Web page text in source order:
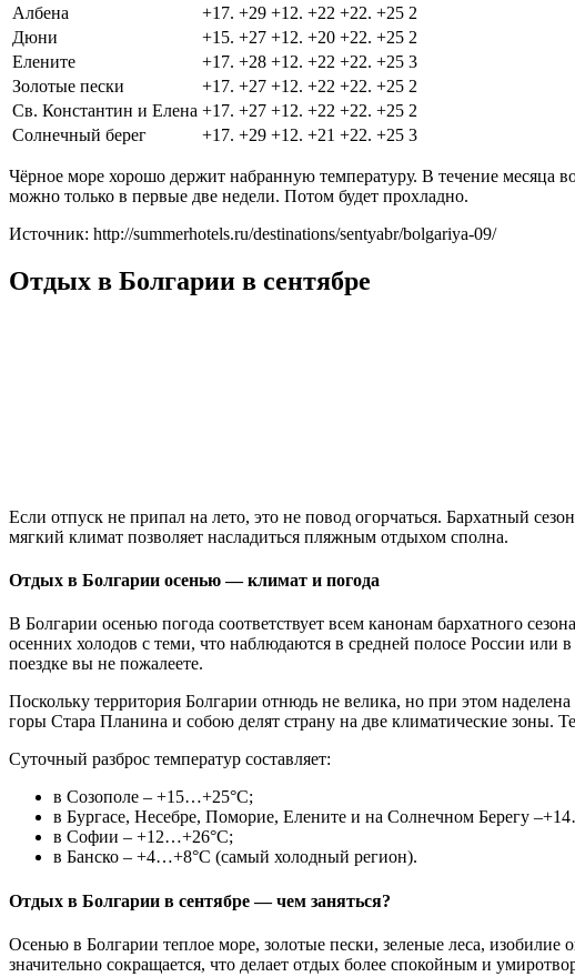
Албена
+17. +29 +12. +22 +22. +25 2
Дюни
+15. +27 +12. +20 +22. +25 2
Елените
+17. +28 +12. +22 +22. +25 3
Золотые пески
+17. +27 +12. +22 +22. +25 2
Св. Константин и Елена +17. +27 +12. +22 +22. +25 2
Солнечный берег
+17. +29 +12. +21 +22. +25 3
Чёрное море хорошо держит набранную температуру. В течение месяца
можно только в первые две недели. Потом будет прохладно.
Источник: http://summerhotels.ru/destinations/sentyabr/bolgariya-09/
Отдых в Болгарии в сентябре
Если отпуск не припал на лето, это не повод огорчаться. Бархатный
мягкий климат позволяет насладиться пляжным отдыхом сполна.
Отдых в Болгарии осенью — климат и погода
В Болгарии осенью погода соответствует всем канонам бархатного
осенних холодов с теми, что наблюдаются в средней полосе России или
поездке вы не пожалеете.
Поскольку территория Болгарии отнюдь не велика, но при этом
горы Стара Планина и собою делят страну на две климатические зоны.
Суточный разброс температур составляет:
в Созополе – +15…+25°С;
в Бургасе, Несебре, Поморие, Елените и на Солнечном Берегу
в Софии – +12…+26°С;
в Банско – +4…+8°С (самый холодный регион).
Отдых в Болгарии в сентябре — чем заняться?
Осенью в Болгарии теплое море, золотые пески, зеленые леса,
значительно сокращается, что делает отдых более спокойным и